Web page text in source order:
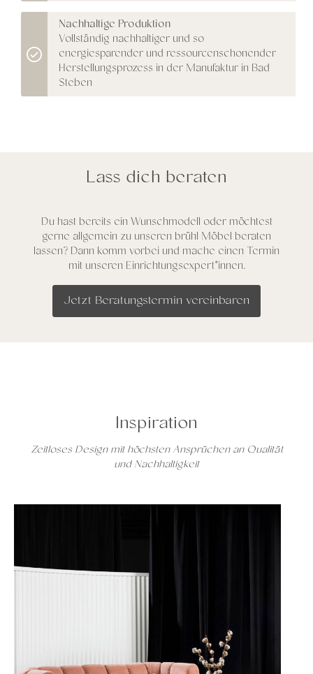
Nachhaltige Produktion
Vollständig nachhaltiger und so
energiesparender und ressourcenschonender
Herstellungsprozess in der Manufaktur in Bad
Steben
Lass dich beraten
Du hast bereits ein Wunschmodell oder möchtest
gerne allgemein zu unseren brühl Möbel beraten
lassen? Dann komm vorbei und mache einen Termin
mit unseren Einrichtungsexpert*innen.
Jetzt Beratungstermin vereinbaren
Inspiration
Zeitloses Design mit höchsten Ansprüchen an Qualität
und Nachhaltigkeit